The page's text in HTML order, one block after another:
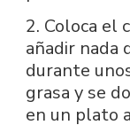
2. Coloca el
añadir nada
durante
grasa y se
en un plato